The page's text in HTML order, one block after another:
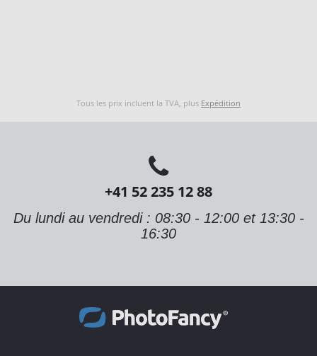
Tous les prix incluent la TVA, plus Expédition
+41 52 235 12 88
Du lundi au vendredi : 08:30 - 12:00 et 13:30 -
16:30